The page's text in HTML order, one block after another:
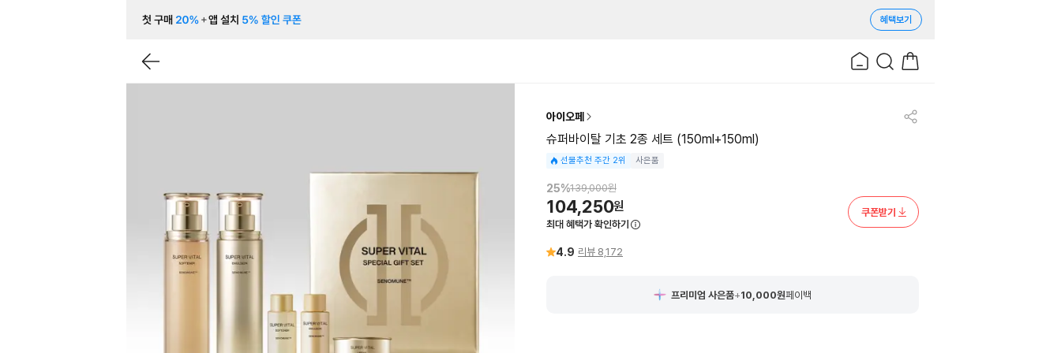
혜택보기
아이오페
슈퍼바이탈 기초 2종 세트 (150ml+150ml)
선물추천 주간 2위 사은품
25%139,000원
104,250원
최대 혜택가 확인하기
쿠폰받기
4.9 리뷰 8,172
프리미엄 사은품+10,000원페이백